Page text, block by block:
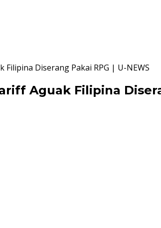
Diserang Pakai RPG | U-NEWS
Aguak Filipina